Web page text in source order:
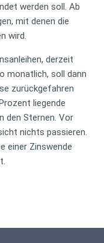
werden soll. Ab
mit denen die
wird.
derzeit
monatlich, soll dann
zurückgefahren
liegende
den Sternen. Vor
nichts passieren.
einer Zinswende